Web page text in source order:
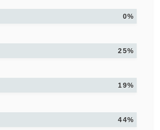
0%
25%
19%
44%